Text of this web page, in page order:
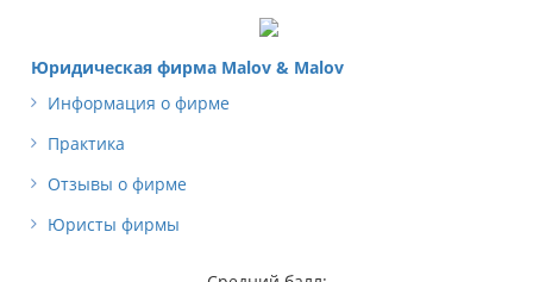
Юридическая фирма Malov & Malov
Информация о фирме
Практика
Отзывы о фирме
Юристы фирмы